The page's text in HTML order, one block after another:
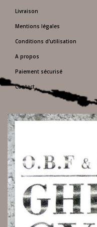
Livraison
Mentions légales
Conditions d'utilisation
A propos
Paiement sécurisé
Contact